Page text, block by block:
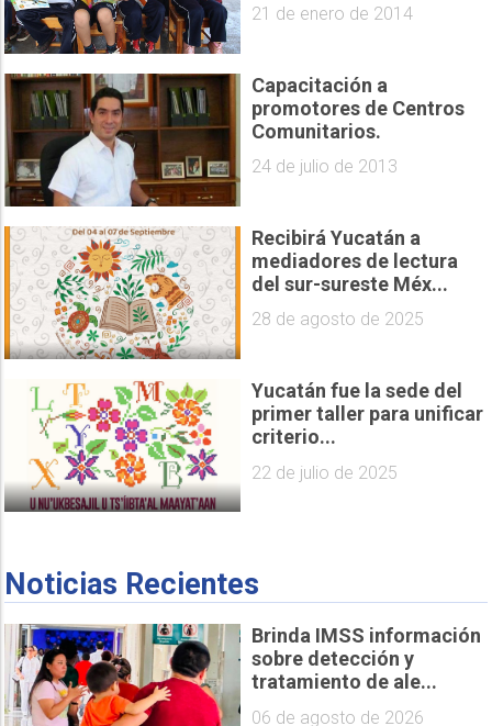
21 de enero de 2014
Capacitación a
promotores de Centros
Comunitarios.
24 de julio de 2013
Recibirá Yucatán a
mediadores de lectura
del sur-sureste Méx...
28 de agosto de 2025
Yucatán fue la sede del
primer taller para unificar
criterio...
22 de julio de 2025
Noticias Recientes
Brinda IMSS información
sobre detección y
tratamiento de ale...
06 de agosto de 2026